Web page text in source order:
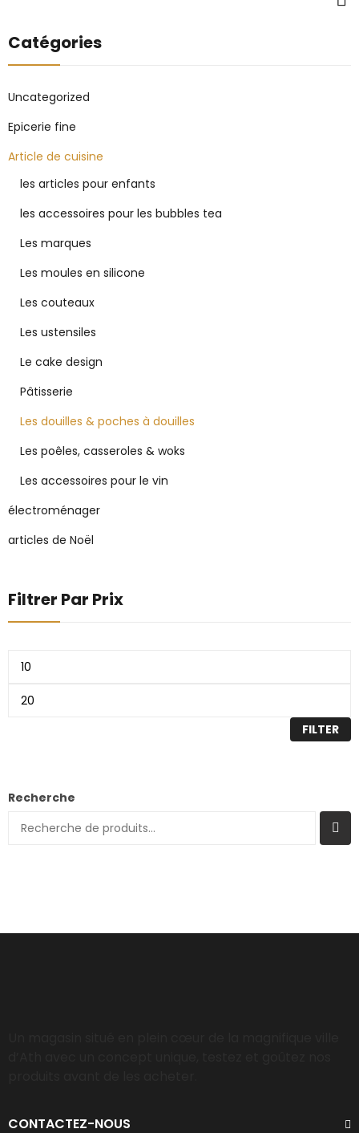
Catégories
Uncategorized
Epicerie fine
Article de cuisine
les articles pour enfants
les accessoires pour les bubbles tea
Les marques
Les moules en silicone
Les couteaux
Les ustensiles
Le cake design
Pâtisserie
Les douilles & poches à douilles
Les poêles, casseroles & woks
Les accessoires pour le vin
électroménager
articles de Noël
Filtrer Par Prix
FILTER
Recherche
CONTACTEZ-NOUS